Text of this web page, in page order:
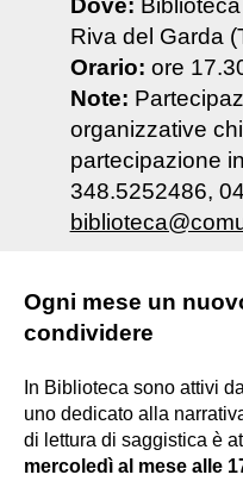
Dove:
Riva del Garda
Orario: ore
Note:
organizzative
partecipazione
348.5252486,
Ogni mese un
condividere
In Biblioteca sono attivi
uno dedicato alla
di lettura di saggistica è
mercoledì al mese alle